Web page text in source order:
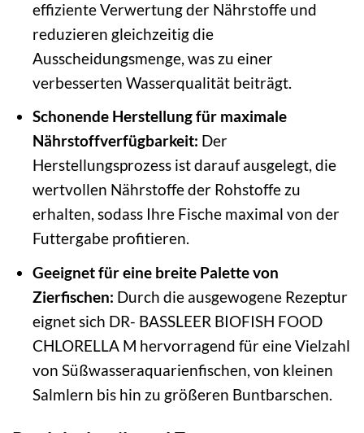
effiziente Verwertung der Nährstoffe und
reduzieren gleichzeitig die
Ausscheidungsmenge, was zu einer
verbesserten Wasserqualität beiträgt.
Schonende Herstellung für maximale
Nährstoffverfügbarkeit: Der
Herstellungsprozess ist darauf ausgelegt, die
wertvollen Nährstoffe der Rohstoffe zu
erhalten, sodass Ihre Fische maximal von der
Futtergabe profitieren.
Geeignet für eine breite Palette von
Zierfischen: Durch die ausgewogene Rezeptur
eignet sich DR- BASSLEER BIOFISH FOOD
CHLORELLA M hervorragend für eine Vielzahl
von Süßwasseraquarienfischen, von kleinen
Salmlern bis hin zu größeren Buntbarschen.